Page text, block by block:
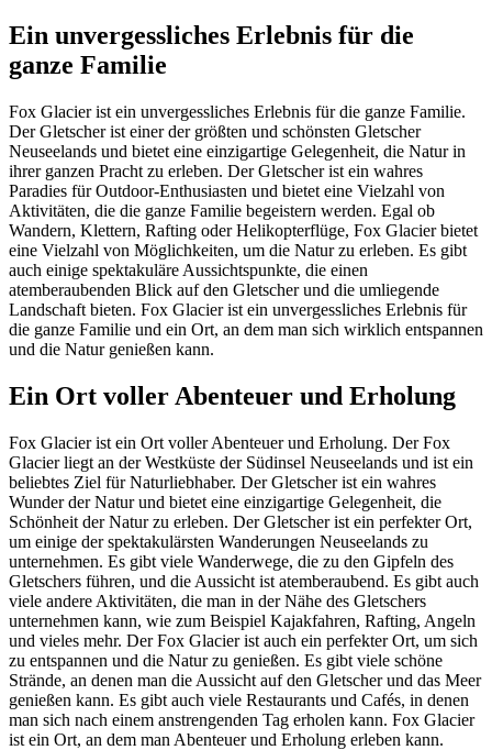
Ein unvergessliches Erlebnis für die
ganze Familie
Fox Glacier ist ein unvergessliches Erlebnis für die ganze Familie.
Der Gletscher ist einer der größten und schönsten Gletscher
Neuseelands und bietet eine einzigartige Gelegenheit, die Natur in
ihrer ganzen Pracht zu erleben. Der Gletscher ist ein wahres
Paradies für Outdoor-Enthusiasten und bietet eine Vielzahl von
Aktivitäten, die die ganze Familie begeistern werden. Egal ob
Wandern, Klettern, Rafting oder Helikopterflüge, Fox Glacier bietet
eine Vielzahl von Möglichkeiten, um die Natur zu erleben. Es gibt
auch einige spektakuläre Aussichtspunkte, die einen
atemberaubenden Blick auf den Gletscher und die umliegende
Landschaft bieten. Fox Glacier ist ein unvergessliches Erlebnis für
die ganze Familie und ein Ort, an dem man sich wirklich entspannen
und die Natur genießen kann.
Ein Ort voller Abenteuer und Erholung
Fox Glacier ist ein Ort voller Abenteuer und Erholung. Der Fox
Glacier liegt an der Westküste der Südinsel Neuseelands und ist ein
beliebtes Ziel für Naturliebhaber. Der Gletscher ist ein wahres
Wunder der Natur und bietet eine einzigartige Gelegenheit, die
Schönheit der Natur zu erleben. Der Gletscher ist ein perfekter Ort,
um einige der spektakulärsten Wanderungen Neuseelands zu
unternehmen. Es gibt viele Wanderwege, die zu den Gipfeln des
Gletschers führen, und die Aussicht ist atemberaubend. Es gibt auch
viele andere Aktivitäten, die man in der Nähe des Gletschers
unternehmen kann, wie zum Beispiel Kajakfahren, Rafting, Angeln
und vieles mehr. Der Fox Glacier ist auch ein perfekter Ort, um sich
zu entspannen und die Natur zu genießen. Es gibt viele schöne
Strände, an denen man die Aussicht auf den Gletscher und das Meer
genießen kann. Es gibt auch viele Restaurants und Cafés, in denen
man sich nach einem anstrengenden Tag erholen kann. Fox Glacier
ist ein Ort, an dem man Abenteuer und Erholung erleben kann.